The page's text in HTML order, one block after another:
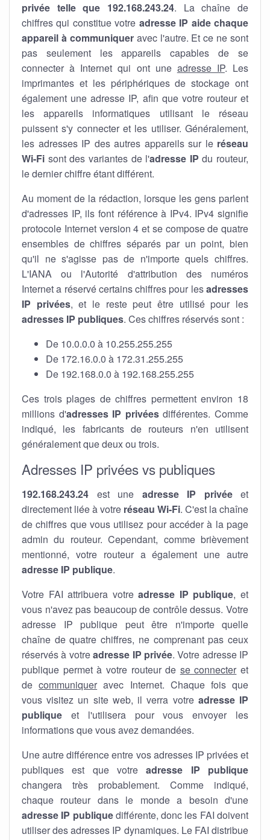
privée telle que 192.168.243.24. La chaîne de
chiffres qui constitue votre adresse IP aide chaque
appareil à communiqueravec l'autre. Et ce ne sont
pas seulement les appareils capables de se
connecter à Internet qui ont une adresse IP. Les
imprimantes et les périphériques de stockage ont
également une adresse IP, afin que votre routeur et
les appareils informatiques utilisant le réseau
puissent s'y connecter et les utiliser. Généralement,
les adresses IP des autres appareils sur le réseau
Wi-Fi sont des variantes de l'adresse IP du routeur,
le dernier chiffre étant différent.
Au moment de la rédaction, lorsque les gens parlent
d'adresses IP, ils font référence à IPv4. IPv4 signifie
protocole Internet version 4 et se compose de quatre
ensembles de chiffres séparés par un point, bien
qu'il ne s'agisse pas de n'importe quels chiffres.
L'IANA ou l'Autorité d'attribution des numéros
Internet a réservé certains chiffres pour lesadresses
IP privées, et le reste peut être utilisé pour les
adresses IP publiques. Ces chiffres réservés sont :
De 10.0.0.0 à 10.255.255.255
De 172.16.0.0 à 172.31.255.255
De 192.168.0.0 à 192.168.255.255
Ces trois plages de chiffres permettent environ 18
millions d'adresses IP privéesdifférentes. Comme
indiqué, les fabricants de routeurs n'en utilisent
généralement que deux ou trois.
Adresses IP privées vs publiques
192.168.243.24 est une adresse IP privéeet
directement liée à votre réseau Wi-Fi. C'est la chaîne
de chiffres que vous utilisez pour accéder à la page
admin du routeur. Cependant, comme brièvement
mentionné, votre routeur a également une autre
adresse IP publique.
Votre FAI attribuera votreadresse IP publique, et
vous n'avez pas beaucoup de contrôle dessus. Votre
adresse IP publique peut être n'importe quelle
chaîne de quatre chiffres, ne comprenant pas ceux
réservés à votreadresse IP privée. Votre adresse IP
publique permet à votre routeur de se connecter et
decommuniquer avec Internet. Chaque fois que
vous visitez un site web, il verra votre adresse IP
publique et l'utilisera pour vous envoyer les
informations que vous avez demandées.
Une autre différence entre vos adresses IP privées et
publiques est que votreadresse IP publique
changera très probablement. Comme indiqué,
chaque routeur dans le monde a besoin d'une
adresse IP publiquedifférente, donc les FAI doivent
utiliser des adresses IP dynamiques. Le FAI distribue